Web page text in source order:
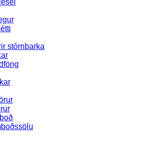
stórnbarka